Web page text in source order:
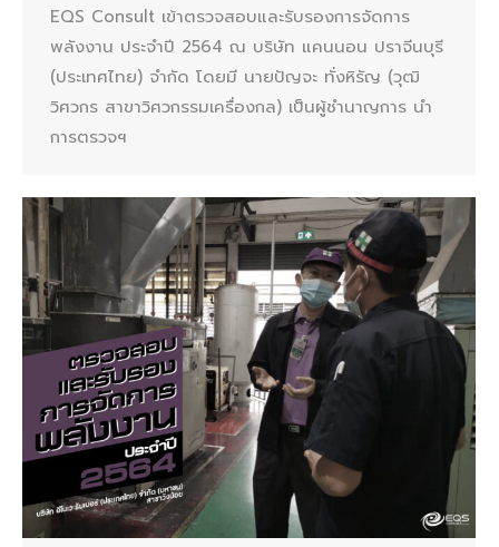
EQS Consult เข้าตรวจสอบและรับรองการจัดการ
พลังงาน ประจำปี 2564 ณ บริษัท แคนนอน ปราจีนบุรี
(ประเทศไทย) จํากัด โดยมี นายปัญจะ ทั่งหิรัญ (วุฒิ
วิศวกร สาขาวิศวกรรมเครื่องกล) เป็นผู้ชำนาญการ นำ
การตรวจฯ